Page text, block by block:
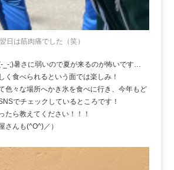
翌日は筋肉痛でした（笑）
_-;)暑さに弱いので夏が来るのが怖いです…
く食べられるという面では楽しみ！
色々な場所へかき氷を食べに行き、今年もど
でチェックしているところです！
たら教えてください！！！
さんも(^O^)／）